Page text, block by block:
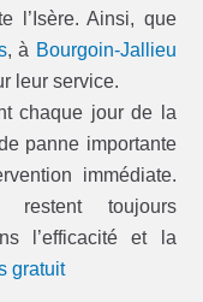
l’Isère. Ainsi, que
, à Bourgoin-Jallieu
leur service.
chaque jour de la
panne importante
immédiate.
toujours
l’efficacité et la
gratuit